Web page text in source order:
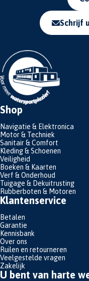
Schrijf
Shop
Navigatie & Elektronica
Motor & Techniek
Sanitair & Comfort
Kleding & Schoenen
Veiligheid
Boeken & Kaarten
Verf & Onderhoud
Tuigage & Dekuitrusting
Rubberboten & Motoren
Klantenservice
Betalen
Garantie
Kennisbank
Over ons
Ruilen en retourneren
Veelgestelde vragen
Zakelijk
U bent van harte